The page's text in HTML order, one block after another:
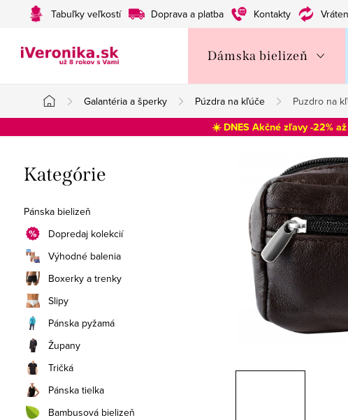
Tabuľky veľkostí Doprava a platba Kontakty
Dámska bielizeň
Domov
Galantéria a šperky Púzdra na kľúče Puzdro na
☀️ DNES Akčné zľavy -22%
o
č
n
ý
p
a
n
e
l
Preskočiť
kategórie
Kategórie
Pánska bielizeň
Dopredaj kolekcií
Výhodné balenia
Boxerky a trenky
Slipy
Pánska pyžamá
Župany
Tričká
Pánska tielka
Bambusová bielizeň